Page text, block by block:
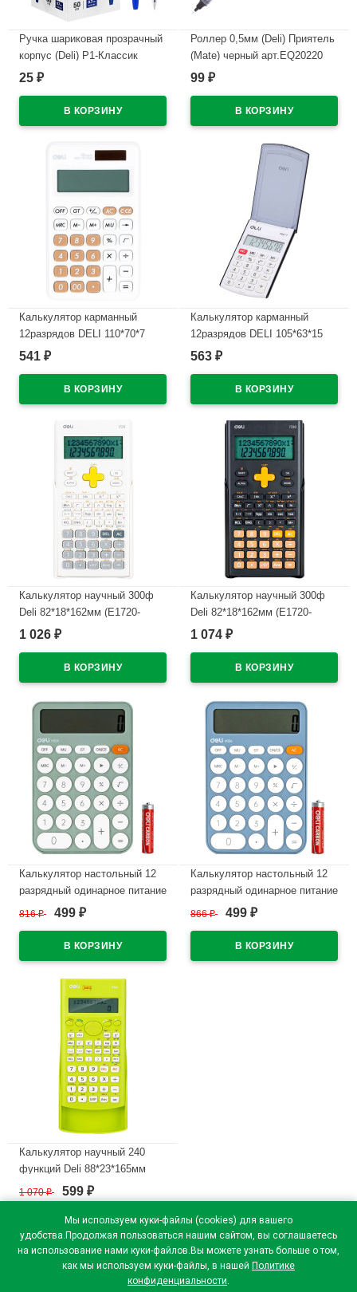
Мы используем куки-файлы (cookies) для вашего
удобства.Продолжая пользоваться нашим сайтом, вы соглашаетесь
на использование нами куки-файлов.Вы можете узнать больше о том,
как мы используем куки-файлы, в нашей Политике
конфиденциальности.
Ручка шариковая прозрачный
корпус (Deli) P1-Классик
(Classic) синий, 0,7мм
25 ₽
Роллер 0,5мм (Deli) Приятель
(Mate) черный арт.EQ20220
(Ст.12)
99 ₽
Калькулятор карманный
12разрядов DELI 110*70*7
(EM120WHITE) (Ст.1)
541 ₽
Калькулятор карманный
12разрядов DELI 105*63*15
(E39217/BLACK) (Ст.1)
563 ₽
Калькулятор научный 300ф
Deli 82*18*162мм (E1720-
WHITE) белый, одинарное
1 026 ₽
Калькулятор научный 300ф
Deli 82*18*162мм (E1720-
BLACK) черный, одинарное
1 074 ₽
Калькулятор настольный 12
разрядный одинарное питание
Deli 105*158*28
816₽ 499 ₽
Калькулятор настольный 12
разрядный одинарное питание
Deli 105*158*28 (EM124BLUE)
866₽ 499 ₽
Калькулятор научный 240
функций Deli 88*23*165мм
(E1710A/GRN) зеленый,
одинарное питание
В наличии
1 070₽ 599 ₽